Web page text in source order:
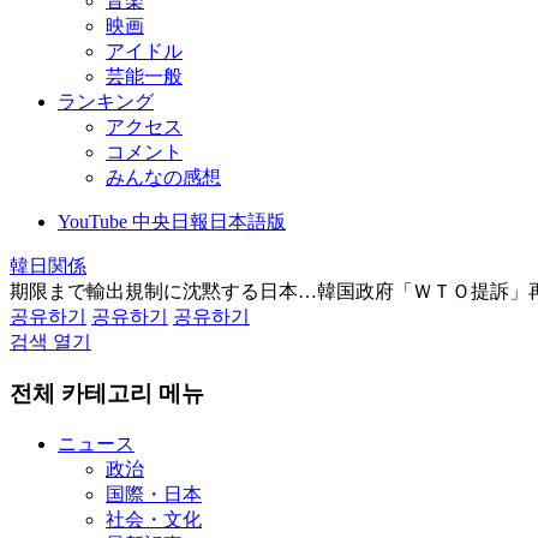
映画
アイドル
芸能一般
ランキング
アクセス
コメント
みんなの感想
YouTube 中央日報日本語版
韓日関係
期限まで輸出規制に沈黙する日本…韓国政府「ＷＴＯ提訴」
공유하기
공유하기
공유하기
검색 열기
전체 카테고리 메뉴
ニュース
政治
国際・日本
社会・文化